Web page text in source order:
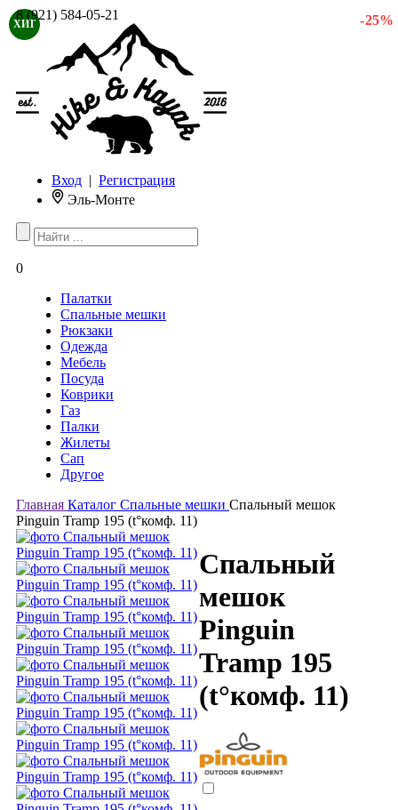
8 (921) 584-05-21
Вход | Регистрация
Эль-Монте
0
Палатки
Спальные мешки
Рюкзаки
Одежда
Мебель
Посуда
Коврики
Газ
Палки
Жилеты
Сап
Другое
Главная Каталог Спальные мешки Спальный мешок
Pinguin Tramp 195 (t°комф. 11)
ХИТ - 25 %
Спальный
мешок
Pinguin
Tramp 195
(t°комф. 11)